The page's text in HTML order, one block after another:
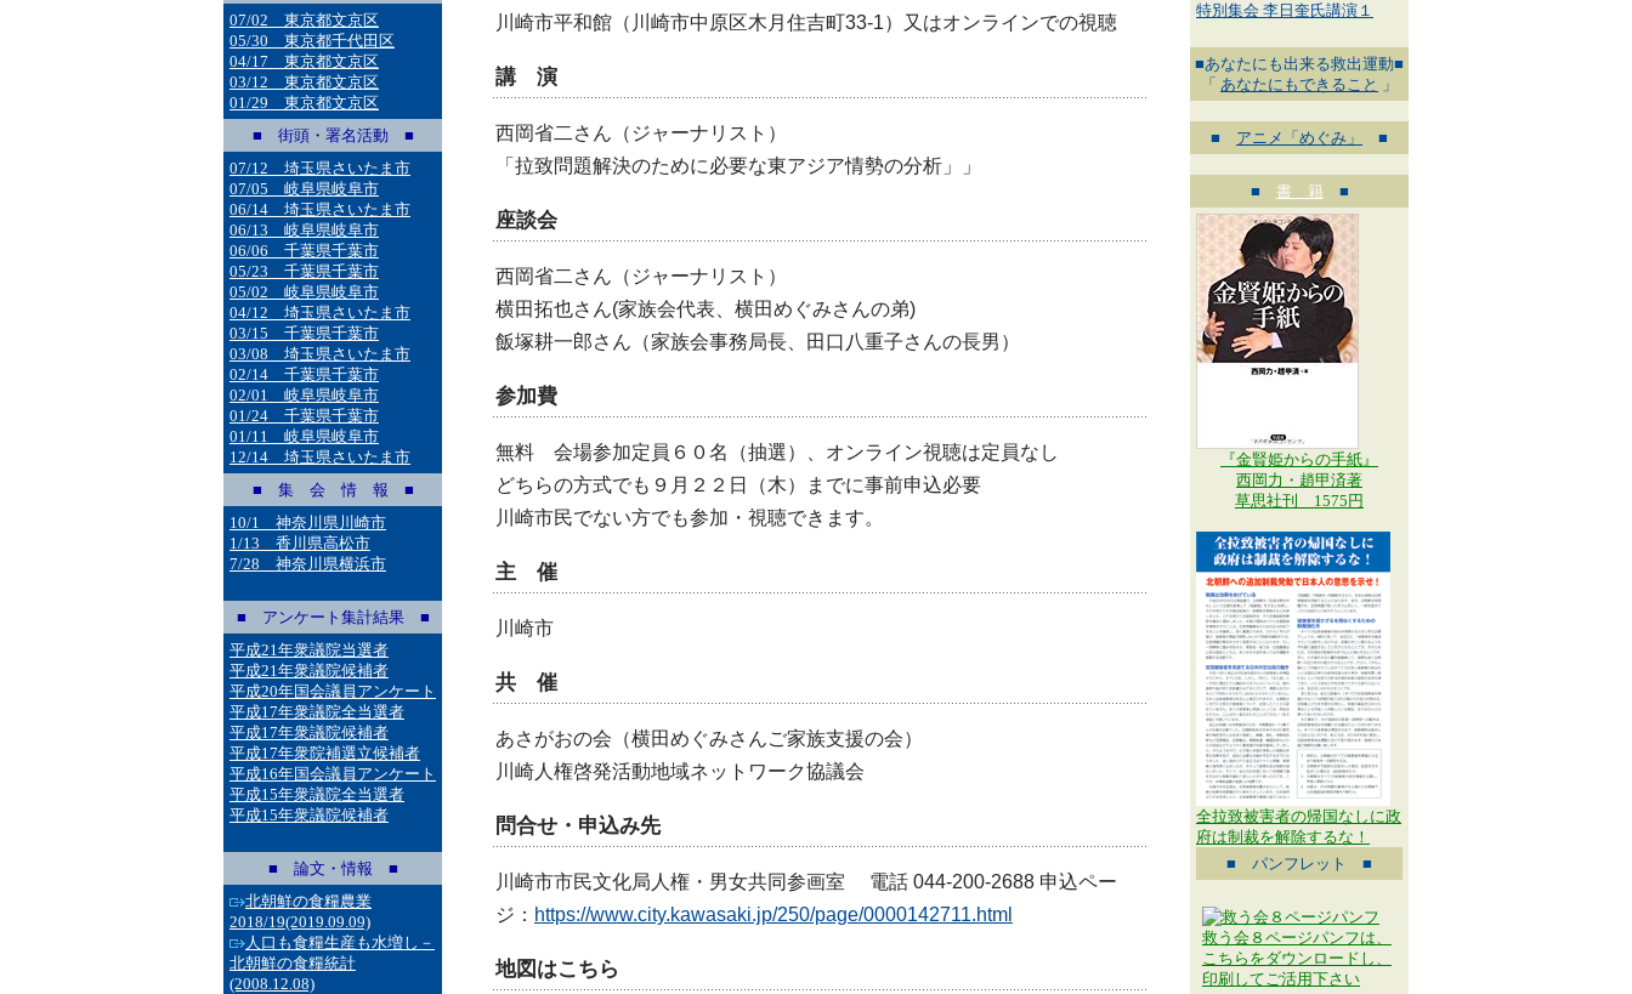
07/02 東京都文京区
05/30 東京都千代田区
04/17 東京都文京区
03/12 東京都文京区
01/29 東京都文京区
■ 街頭・署名活動 ■
07/12 埼玉県さいたま市
07/05 岐阜県岐阜市
06/14 埼玉県さいたま市
06/13 岐阜県岐阜市
06/06 千葉県千葉市
05/23 千葉県千葉市
05/02 岐阜県岐阜市
04/12 埼玉県さいたま市
03/15 千葉県千葉市
03/08 埼玉県さいたま市
02/14 千葉県千葉市
02/01 岐阜県岐阜市
01/24 千葉県千葉市
01/11 岐阜県岐阜市
12/14 埼玉県さいたま市
■ 集 会 情 報 ■
10/1 神奈川県川崎市
1/13 香川県高松市
7/28 神奈川県横浜市
■ アンケート集計結果 ■
平成21年衆議院当選者
平成21年衆議院候補者
平成20年国会議員アンケート
平成17年衆議院全当選者
平成17年衆議院候補者
平成17年衆院補選立候補者
平成16年国会議員アンケート
平成15年衆議院全当選者
平成15年衆議院候補者
■ 論文・情報 ■
北朝鮮の食糧農業
2018/19(2019.09.09)
人口も食糧生産も水増し－
北朝鮮の食糧統計
(2008.12.08)
川崎市平和館（川崎市中原区木月住吉町33-1）又はオンラインでの視聴
講 演
西岡省二さん（ジャーナリスト）
「拉致問題解決のために必要な東アジア情勢の分析」」
座談会
西岡省二さん（ジャーナリスト）
横田拓也さん(家族会代表、横田めぐみさんの弟)
飯塚耕一郎さん（家族会事務局長、田口八重子さんの長男）
参加費
無料 会場参加定員６０名（抽選）、オンライン視聴は定員なし
どちらの方式でも９月２２日（木）までに事前申込必要
川崎市民でない方でも参加・視聴できます。
主 催
川崎市
共 催
あさがおの会（横田めぐみさんご家族支援の会）
川崎人権啓発活動地域ネットワーク協議会
問合せ・申込み先
川崎市市民文化局人権・男女共同参画室 電話 044-200-2688 申込ペー
ジ： https://www.city.kawasaki.jp/250/page/0000142711.html
地図はこちら
特別集会 李日奎氏講演１
■あなたにも出来る救出運動■
「 あなたにもできること 」
■ アニメ「めぐみ」 ■
■ 書 籍 ■
『金賢姫からの手紙』
西岡力・趙甲済著
草思社刊 1575円
全拉致被害者の帰国なしに政
府は制裁を解除するな！
■ パンフレット ■
救う会８ページパンフは、
こちらをダウンロードし、
印刷してご活用下さい